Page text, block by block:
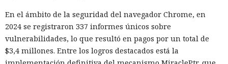
En el ámbito de la seguridad del navegador Chrome, en
2024 se registraron 337 informes únicos sobre
vulnerabilidades, lo que resultó en pagos por un total de
$3,4 millones. Entre los logros destacados está la